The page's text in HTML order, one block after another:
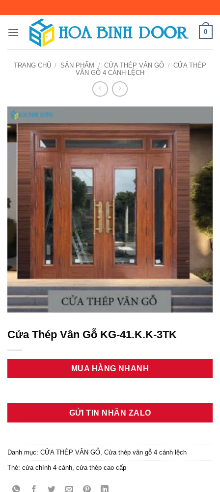
nội
0
TRANG CHỦ / SẢN PHẨM / CỬA THÉP VÂN GỖ / CỬA THÉP
VÂN GỖ 4 CÁNH LỆCH
Cửa Thép Vân Gỗ KG-41.K.K-3TK
MUA HÀNG NHANH
GỬI TIN NHẮN ZALO
Danh mục: CỬA THÉP VÂN GỖ, Cửa thép vân gỗ 4 cánh lệch
Thẻ: cửa chính 4 cánh, cửa thép cao cấp